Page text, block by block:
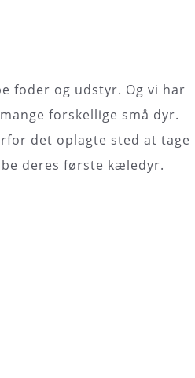
foder og udstyr. Og vi har
forskellige små dyr.
det oplagte sted at tage
deres første kæledyr.